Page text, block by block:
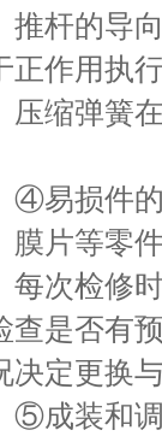
的导向
正作用执
弹簧在
损件的
膜片等零
检修时
查是否有
决定更换
装和调